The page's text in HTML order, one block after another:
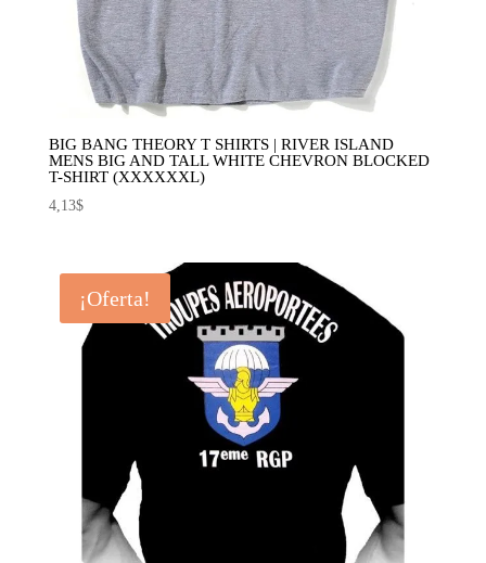
BIG BANG THEORY T SHIRTS | RIVER ISLAND
MENS BIG AND TALL WHITE CHEVRON BLOCKED
T-SHIRT (XXXXXXL)
4,13$
¡Oferta!